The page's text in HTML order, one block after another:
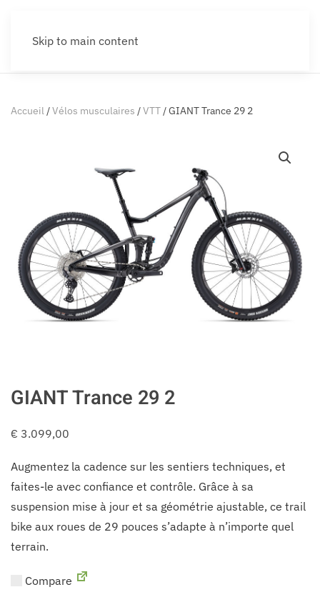
Skip to main content
Accueil /Vélos musculaires /VTT / GIANT Trance 29 2
GIANT Trance 29 2
€ 3.099,00
Augmentez la cadence sur les sentiers techniques, et
faites-le avec confiance et contrôle. Grâce à sa
suspension mise à jour et sa géométrie ajustable, ce trail
bike aux roues de 29 pouces s’adapte à n’importe quel
terrain.
Compare